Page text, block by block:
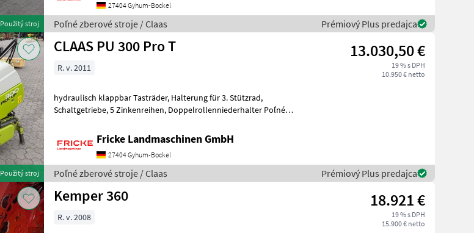
Použitý stroj
27404 Gyhum-Bockel
Poľné zberové stroje / Claas Prémiový Plus predajca
Použitý stroj
CLAAS PU 300 Pro T 13.030,50 €
19 % s DPH
10.950 € netto
R. v. 2011
hydraulisch klappbar Tasträder, Halterung für 3. Stützrad,
Schaltgetriebe, 5 Zinkenreihen, Doppelrollenniederhalter Poľné
Fricke Landmaschinen GmbH
27404 Gyhum-Bockel
Poľné zberové stroje / Claas Prémiový Plus predajca
Kemper 360 18.921 €
19 % s DPH
15.900 € netto
R. v. 2008